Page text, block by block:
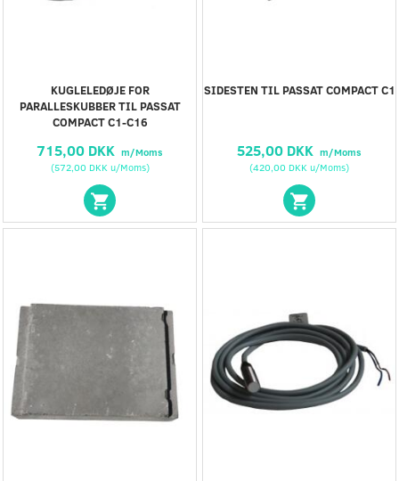
KUGLELEDØJE FOR
PARALLESKUBBER TIL PASSAT
COMPACT C1-C16
715,00 DKK m/Moms
(572,00 DKK u/Moms)
SIDESTEN TIL PASSAT COMPACT C1
525,00 DKK m/Moms
(420,00 DKK u/Moms)